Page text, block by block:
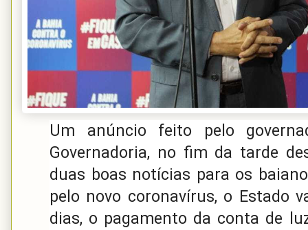
Um anúncio feito pelo
Governadoria, no fim da tarde
duas boas notícias para os
pelo novo coronavírus, o Estado
dias, o pagamento da conta de